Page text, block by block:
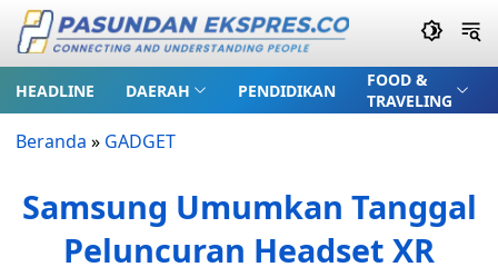
HEADLINE DAERAH PENDIDIKAN
FOOD &
TRAVELING
Beranda » GADGET
Samsung Umumkan Tanggal
Peluncuran Headset XR